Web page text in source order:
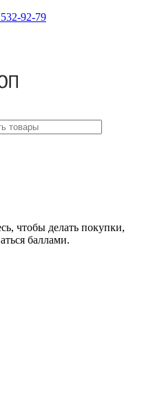
92-79
чтобы делать покупки,
баллами.